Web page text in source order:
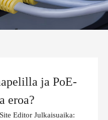
ja PoE-
eroa?
Editor Julkaisuaika: